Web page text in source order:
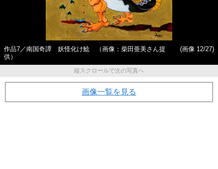
作品7／南国奇譚 妖怪化け鯰 （画像：柴田亜美さん提
供）
(画像 12/27)
縦スクロールで次の写真へ
画像一覧を見る